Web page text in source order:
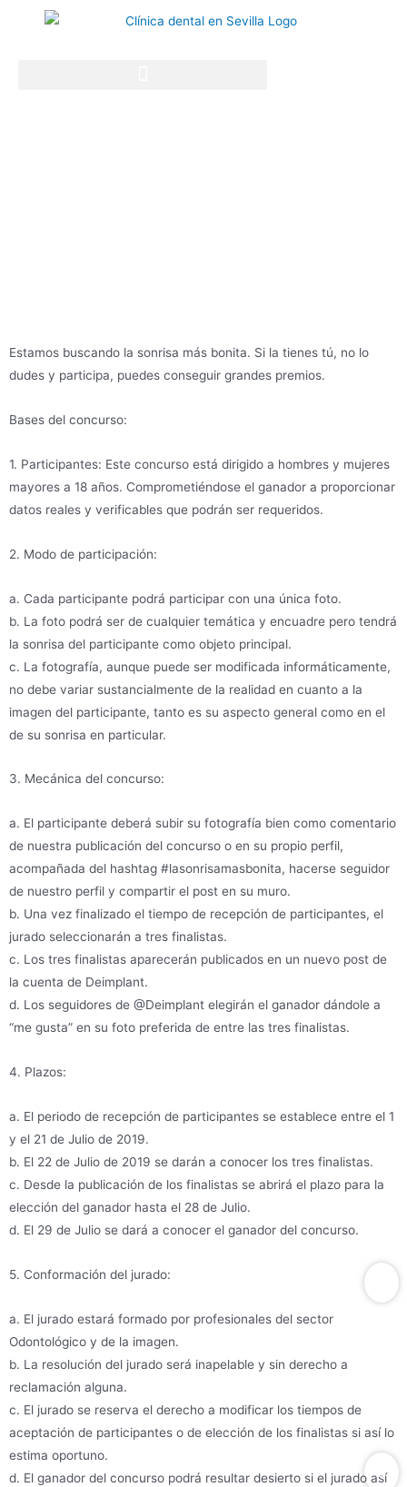
Estamos buscando la sonrisa más bonita. Si la tienes tú, no lo
dudes y participa, puedes conseguir grandes premios.
Bases del concurso:
1. Participantes: Este concurso está dirigido a hombres y mujeres
mayores a 18 años. Comprometiéndose el ganador a proporcionar
datos reales y verificables que podrán ser requeridos.
2. Modo de participación:
a. Cada participante podrá participar con una única foto.
b. La foto podrá ser de cualquier temática y encuadre pero tendrá
la sonrisa del participante como objeto principal.
c. La fotografía, aunque puede ser modificada informáticamente,
no debe variar sustancialmente de la realidad en cuanto a la
imagen del participante, tanto es su aspecto general como en el
de su sonrisa en particular.
3. Mecánica del concurso:
a. El participante deberá subir su fotografía bien como comentario
de nuestra publicación del concurso o en su propio perfil,
acompañada del hashtag #lasonrisamasbonita, hacerse seguidor
de nuestro perfil y compartir el post en su muro.
b. Una vez finalizado el tiempo de recepción de participantes, el
jurado seleccionarán a tres finalistas.
c. Los tres finalistas aparecerán publicados en un nuevo post de
la cuenta de Deimplant.
d. Los seguidores de @Deimplant elegirán el ganador dándole a
“me gusta” en su foto preferida de entre las tres finalistas.
4. Plazos:
a. El periodo de recepción de participantes se establece entre el 1
y el 21 de Julio de 2019.
b. El 22 de Julio de 2019 se darán a conocer los tres finalistas.
c. Desde la publicación de los finalistas se abrirá el plazo para la
elección del ganador hasta el 28 de Julio.
d. El 29 de Julio se dará a conocer el ganador del concurso.
5. Conformación del jurado:
a. El jurado estará formado por profesionales del sector
Odontológico y de la imagen.
b. La resolución del jurado será inapelable y sin derecho a
reclamación alguna.
c. El jurado se reserva el derecho a modificar los tiempos de
aceptación de participantes o de elección de los finalistas si así lo
estima oportuno.
d. El ganador del concurso podrá resultar desierto si el jurado así